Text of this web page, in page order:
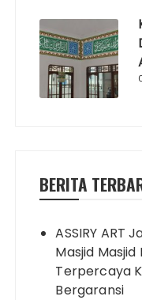
BERITA
ASSIRY ART
Masjid
Terpercaya
Bergaransi